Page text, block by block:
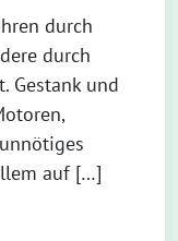
durch
durch
Gestank und
auf […]